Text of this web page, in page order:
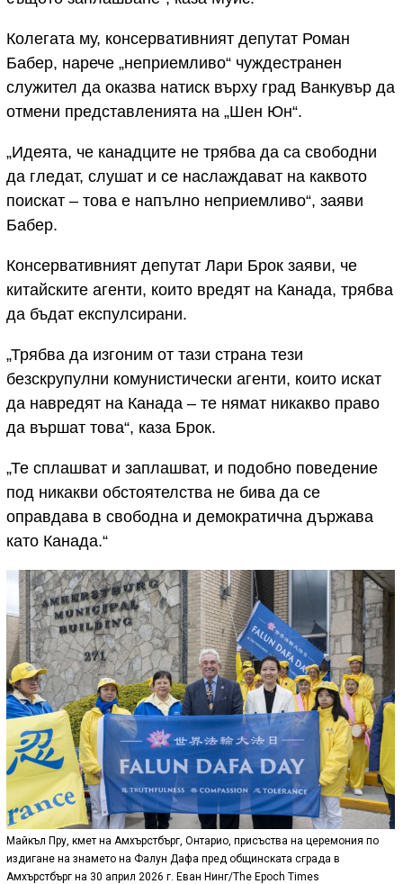
Колегата му, консервативният депутат Роман
Бабер, нарече „неприемливо“ чуждестранен
служител да оказва натиск върху град Ванкувър да
отмени представленията на „Шен Юн“.
„Идеята, че канадците не трябва да са свободни
да гледат, слушат и се наслаждават на каквото
поискат – това е напълно неприемливо“, заяви
Бабер.
Консервативният депутат Лари Брок заяви, че
китайските агенти, които вредят на Канада, трябва
да бъдат експулсирани.
„Трябва да изгоним от тази страна тези
безскрупулни комунистически агенти, които искат
да навредят на Канада – те нямат никакво право
да вършат това“, каза Брок.
„Те сплашват и заплашват, и подобно поведение
под никакви обстоятелства не бива да се
оправдава в свободна и демократична държава
като Канада.“
Майкъл Пру, кмет на Амхърстбърг, Онтарио, присъства на церемония по
издигане на знамето на Фалун Дафа пред общинската сграда в
Амхърстбърг на 30 април 2026 г. Еван Нинг/The Epoch Times